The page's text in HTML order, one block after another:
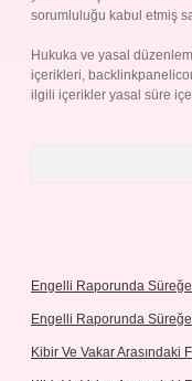
sorumluluğu kabul etmiş
Hukuka ve yasal
içerikleri,
ilgili içerikler yasal süre
Engelli Raporunda
Engelli Raporunda
Kibir Ve Vakar Arasındaki